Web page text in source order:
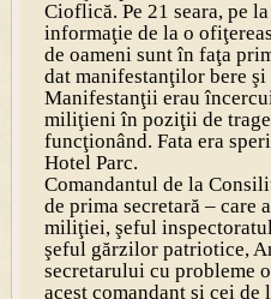
Cioflică. Pe 21 seara, pe
informaţie de la o
de oameni sunt în faţa
dat manifestanţilor bere
Manifestanţii erau
miliţieni în poziţii de
funcţionând. Fata era
Hotel Parc.
Comandantul de la
de prima secretară – care
miliţiei, şeful
şeful gărzilor patriotice,
secretarului cu probleme
acest comandant şi cei de